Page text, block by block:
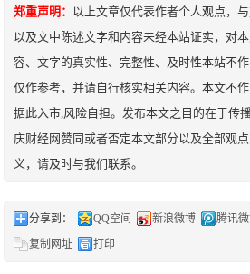
郑重声明： 以上文章仅代表作者个人观点，
以及文中陈述文字和内容未经本站证实，对
容、文字的真实性、完整性、及时性本站不
仅作参考，并请自行核实相关内容。本文不作
据此入市,风险自担。发布本文之目的在于传
庆财经网赞同或者否定本文部分以及全部观
义，请及时与我们联系。
分享到： QQ空间 新浪微博 腾讯
复制网址
打印